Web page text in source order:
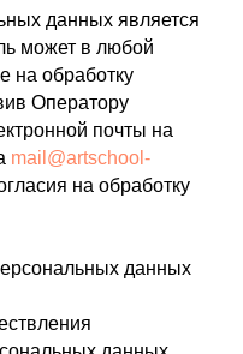
данных является
может в любой
на обработку
Оператору
почты на
mail@artschool-
на обработку
данных